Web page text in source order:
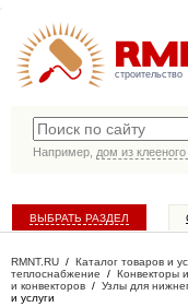
строительство
Например, дом из
ВЫБРАТЬ РАЗДЕЛ
RMNT.RU / Каталог товаров и
теплоснабжение / Конвекторы
и конвекторов / Узлы для
и услуги